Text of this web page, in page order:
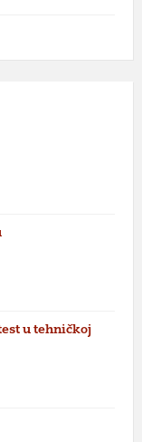
u tehničkoj